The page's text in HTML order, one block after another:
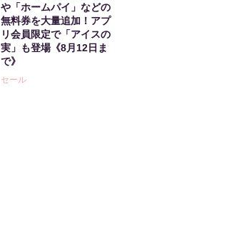
や「ホームパイ」などの
無料券を大量追加！アプ
リ会員限定で「アイスの
実」も登場《8月12日ま
で》
セール